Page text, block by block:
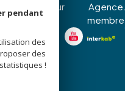
Nous suivre sur
Agence
membre
pendant
des
des
!